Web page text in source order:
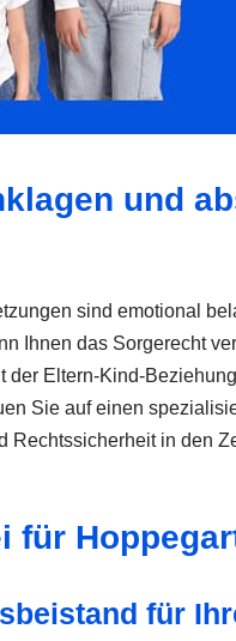
und
sind emotional
Ihnen das Sorgerecht
der Eltern-Kind-
Sie auf einen
Rechtssicherheit in den
für
für